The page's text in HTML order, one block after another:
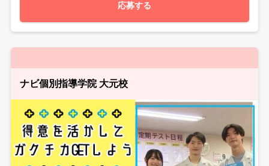
応募する
ナビ個別指導学院 大元校